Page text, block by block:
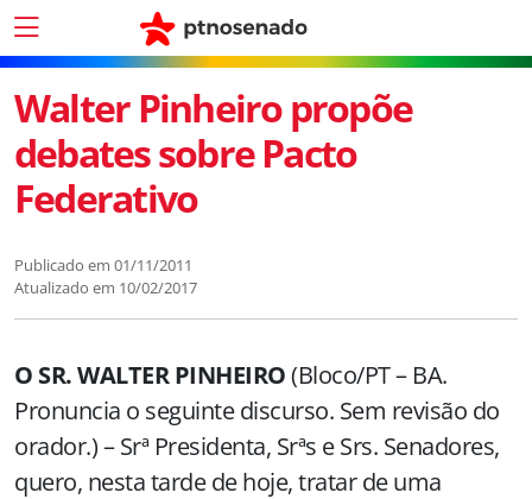
Walter Pinheiro propõe
debates sobre Pacto
Federativo
Publicado em 01/11/2011
Atualizado em 10/02/2017
O SR. WALTER PINHEIRO(Bloco/PT – BA.
Pronuncia o seguinte discurso. Sem revisão do
orador.) – Srª Presidenta, Srªs e Srs. Senadores,
quero, nesta tarde de hoje, tratar de uma